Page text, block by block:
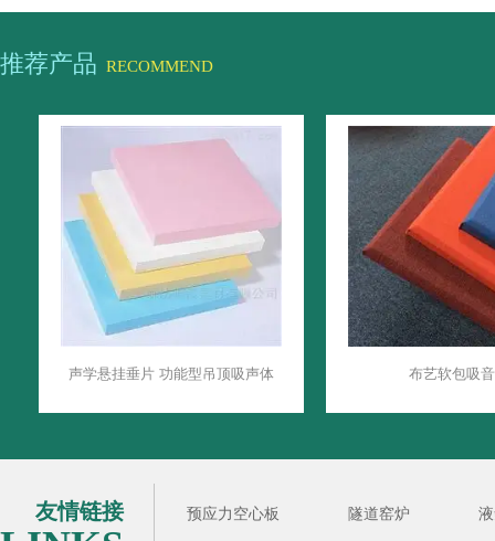
推荐产品 RECOMMEND
声学悬挂垂片 功能型吊顶吸声体 布艺软包吸
友情链接 预应力空心板 隧道窑炉